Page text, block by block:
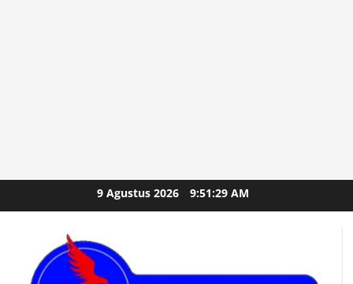
to
9 Agustus 2026 9:51:31 AM